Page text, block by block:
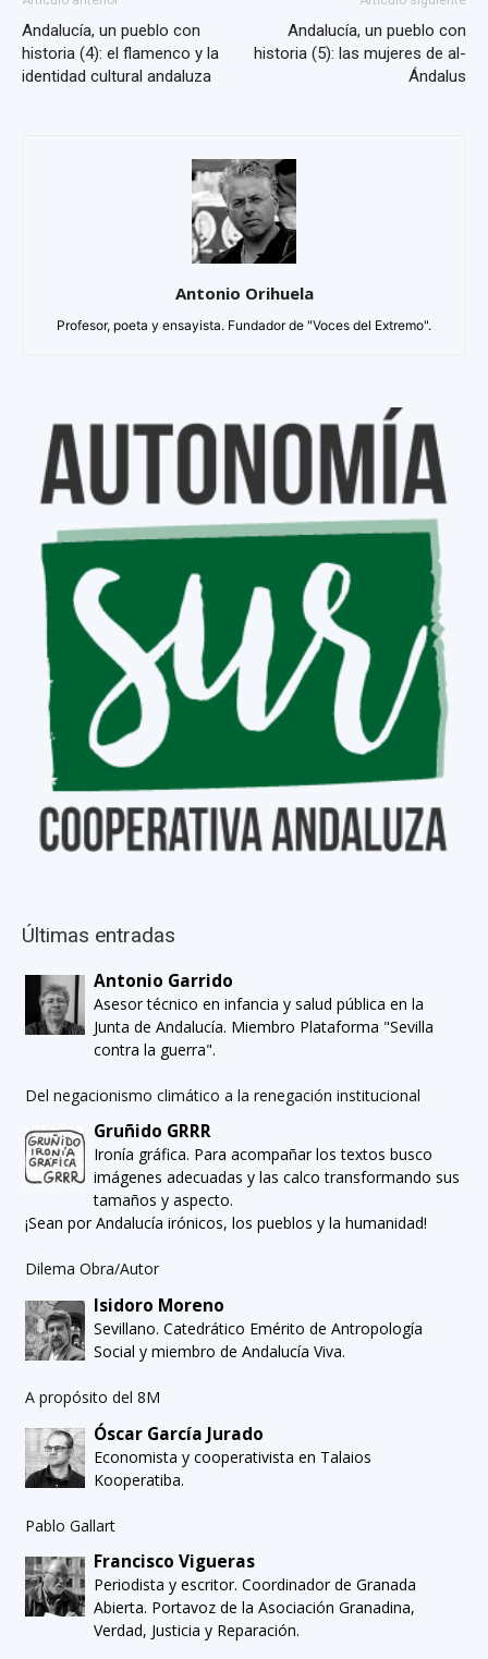
Andalucía, un pueblo con
historia (4): el flamenco y la
identidad cultural andaluza
Andalucía, un pueblo con
historia (5): las mujeres de al-
Ándalus
Antonio Orihuela
Profesor, poeta y ensayista. Fundador de "Voces del Extremo".
Últimas entradas
Antonio Garrido
Asesor técnico en infancia y salud pública en la
Junta de Andalucía. Miembro Plataforma "Sevilla
contra la guerra".
Del negacionismo climático a la renegación institucional
Gruñido GRRR
Ironía gráfica. Para acompañar los textos busco
imágenes adecuadas y las calco transformando sus
tamaños y aspecto.
¡Sean por Andalucía irónicos, los pueblos y la humanidad!
Dilema Obra/Autor
Isidoro Moreno
Sevillano. Catedrático Emérito de Antropología
Social y miembro de Andalucía Viva.
A propósito del 8M
Óscar García Jurado
Economista y cooperativista en Talaios
Kooperatiba.
Pablo Gallart
Francisco Vigueras
Periodista y escritor. Coordinador de Granada
Abierta. Portavoz de la Asociación Granadina,
Verdad, Justicia y Reparación.